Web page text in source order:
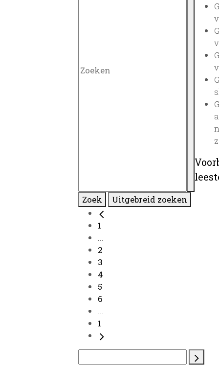
Zoek Uitgebreid zoeken
1
...
2
3
4
5
6
...
1